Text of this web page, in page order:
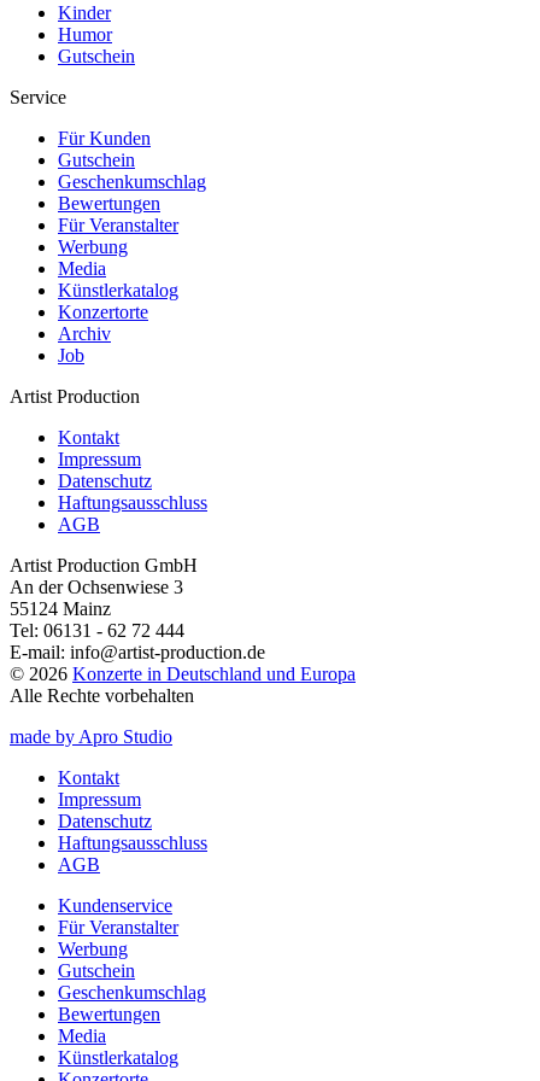
Kinder
Humor
Gutschein
Service
Für Kunden
Gutschein
Geschenkumschlag
Bewertungen
Für Veranstalter
Werbung
Media
Künstlerkatalog
Konzertorte
Archiv
Job
Artist Production
Kontakt
Impressum
Datenschutz
Haftungsausschluss
AGB
Artist Production GmbH
An der Ochsenwiese 3
55124 Mainz
Tel: 06131 - 62 72 444
E-mail: info@artist-production.de
© 2026 Konzerte in Deutschland und Europa
Alle Rechte vorbehalten
made by Apro Studio
Kontakt
Impressum
Datenschutz
Haftungsausschluss
AGB
Kundenservice
Für Veranstalter
Werbung
Gutschein
Geschenkumschlag
Bewertungen
Media
Künstlerkatalog